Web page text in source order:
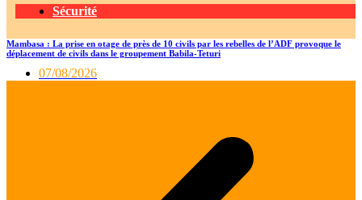
Sécurité
Mambasa : La prise en otage de près de 10 civils par les rebelles de l’ADF provoque le
déplacement de civils dans le groupement Babila-Teturi
07/08/2026